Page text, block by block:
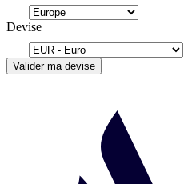
Devise
Valider ma devise